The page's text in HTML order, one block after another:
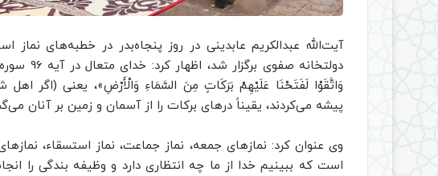
آیت‌الله عبدالکریم عابدینی در روز پنجاه‌بدر در خطبه‌های
وَاتَّقَوْا لَفَتَحْنَا عَلَيْهِمْ بَرَكَاتٍ مِنَ السَّمَاءِ وَالْأَرْضِ»، یعنی (اگر اهل
پیشه می‌کردند، یقیناً درهای برکات را از آسمان و زمین بر آنان
وی عنوان کرد: نمازهای جمعه، نماز جماعت، نماز استسقاء،
است که ببینیم خدا از ما چه انتظاری دارد و وظیفه بندگی را